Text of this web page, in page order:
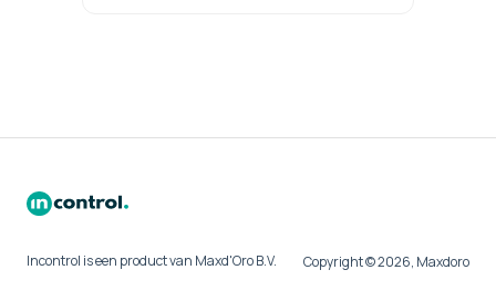
Incontrol is een product van Maxd'Oro B.V. Copyright © 2026, Maxdoro